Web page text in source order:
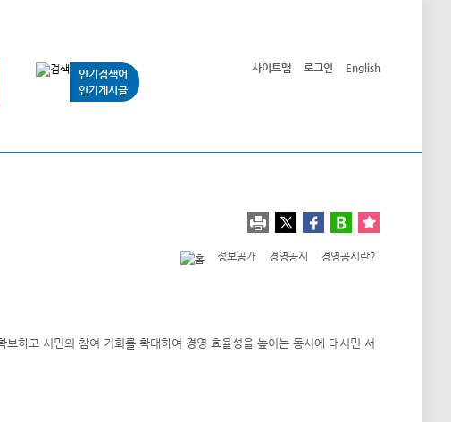
인기검색어
인기게시글
사이트맵 로그인 English
정보공개 경영공시 경영공시란?
하고 시민의 참여 기회를 확대하여 경영 효율성을 높이는 동시에 대시민 서